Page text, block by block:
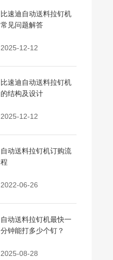
比速迪自动送料拉钉机
常见问题解答
2025-12-12
比速迪自动送料拉钉机
的结构及设计
2025-12-12
自动送料拉钉机订购流
程
2022-06-26
自动送料拉钉机最快一
分钟能打多少个钉？
2025-08-28